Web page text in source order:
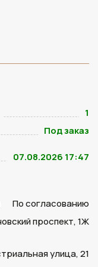
1
Под заказ
07.08.2026 17:47
По согласованию
проспект, 1Ж
улица, 21